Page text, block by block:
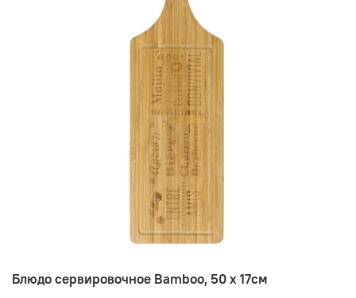
Блюдо сервировочное Bamboo, 50 х 17см